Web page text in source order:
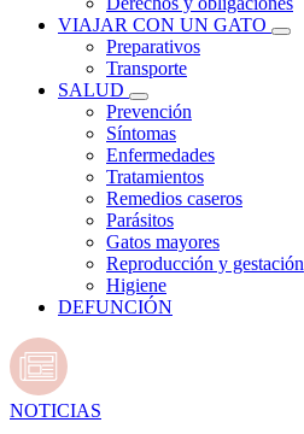
VIAJAR CON UN GATO
Preparativos
Transporte
SALUD
Prevención
Síntomas
Enfermedades
Tratamientos
Remedios caseros
Parásitos
Gatos mayores
Reproducción y gestación
Higiene
DEFUNCIÓN
NOTICIAS